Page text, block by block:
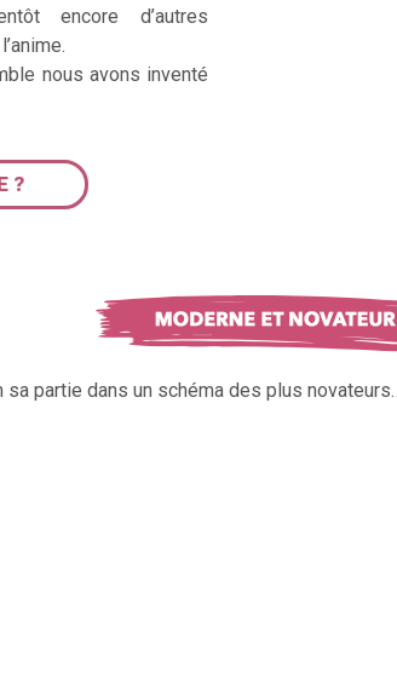
encore d’autres
nous avons inventé
?
sa partie dans un schéma des plus